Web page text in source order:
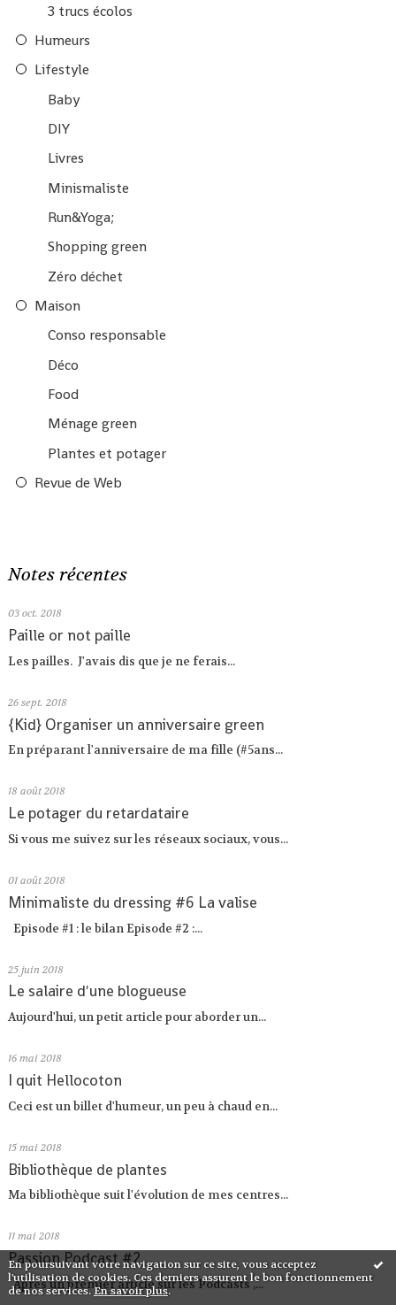
En poursuivant votre navigation sur ce site, vous acceptez
l'utilisation de cookies. Ces derniers assurent le bon fonctionnement
de nos services.En savoir plus.
3 trucs écolos
Humeurs
Lifestyle
Baby
DIY
Livres
Minismaliste
Run&Yoga;
Shopping green
Zéro déchet
Maison
Conso responsable
Déco
Food
Ménage green
Plantes et potager
Revue de Web
Notes récentes
03 oct. 2018
Paille or not paille
Les pailles. J'avais dis que je ne ferais...
26 sept. 2018
{Kid} Organiser un anniversaire green
En préparant l'anniversaire de ma fille (#5ans...
18 août 2018
Le potager du retardataire
Si vous me suivez sur les réseaux sociaux, vous...
01 août 2018
Minimaliste du dressing #6 La valise
Episode #1 : le bilan Episode #2 :...
25 juin 2018
Le salaire d'une blogueuse
Aujourd'hui, un petit article pour aborder un...
16 mai 2018
I quit Hellocoton
Ceci est un billet d'humeur, un peu à chaud en...
15 mai 2018
Bibliothèque de plantes
Ma bibliothèque suit l'évolution de mes centres...
11 mai 2018
Passion Podcast #2
Après un premier article sur les Podcasts ,...